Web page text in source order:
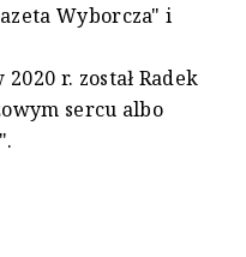
Wyborcza" i
r. został Radek
sercu albo